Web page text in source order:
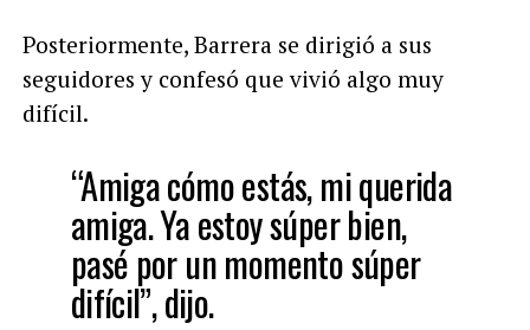
Posteriormente, Barrera se dirigió a sus
seguidores y confesó que vivió algo muy
difícil.
“Amiga cómo estás, mi querida
amiga. Ya estoy súper bien,
pasé por un momento súper
difícil”, dijo.